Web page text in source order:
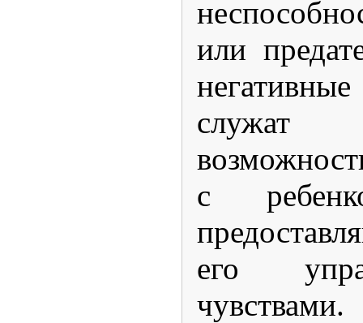
или
служат
с
его
чувствами.